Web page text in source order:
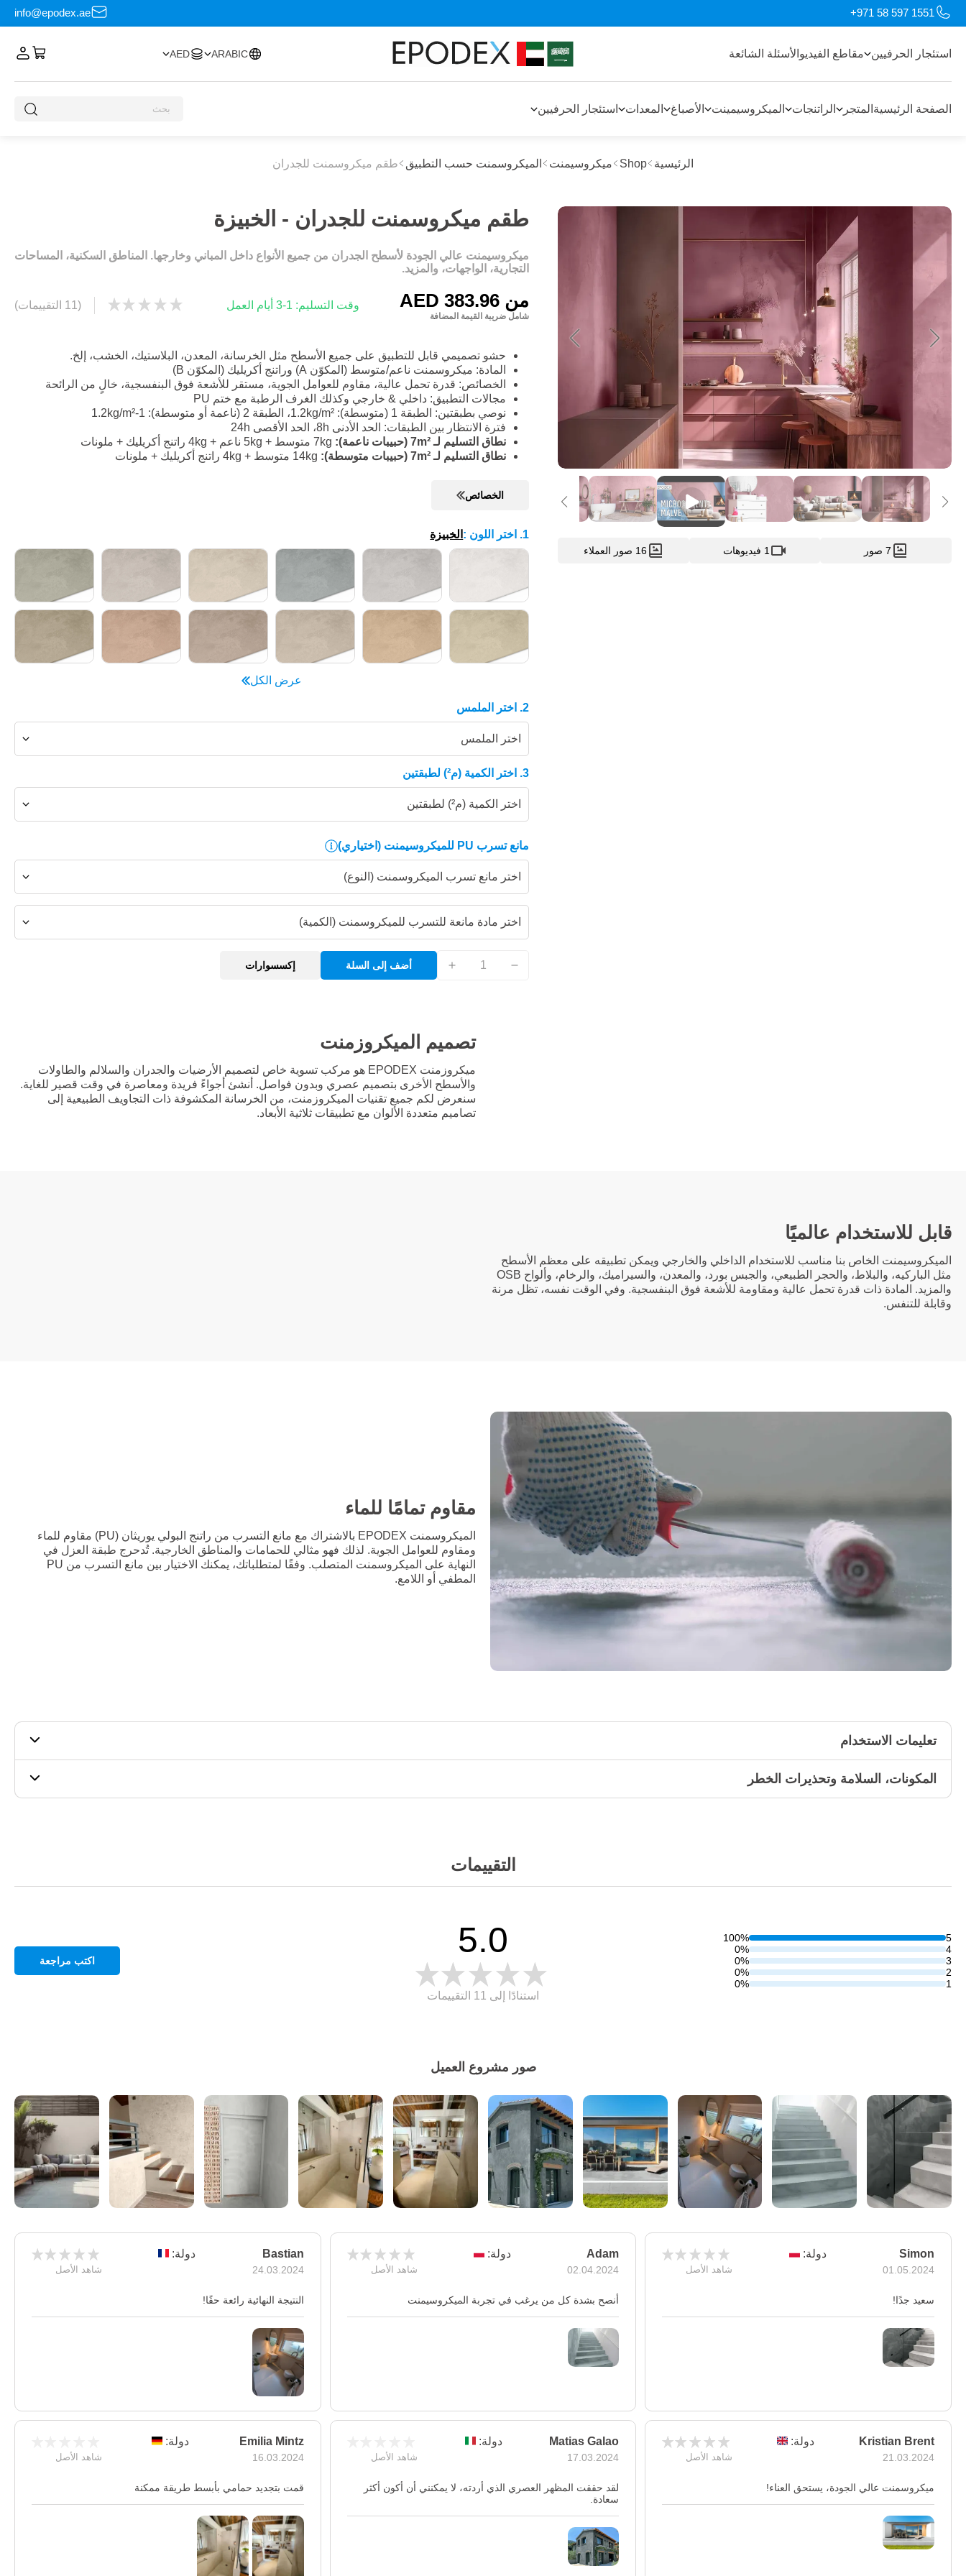
+971 58 597 1551
info@epodex.ae
استئجار الحرفيين مقاطع الفيديو الأسئلة الشائعة ARABIC
AED
الصفحة الرئيسية المتجر الراتنجات الميكروسيمينت الأصباغ المعدات استئجار الحرفيين
الرئيسية Shop ميكروسيمنت الميكروسمنت حسب التطبيق طقم ميكروسمنت للجدران
7 صور 1 فيديوهات 16 صور العملاء
طقم ميكروسمنت للجدران - الخبيزة
ميكروسيمنت عالي الجودة لأسطح الجدران من جميع الأنواع داخل المباني وخارجها. المناطق السكنية، المساحات
التجارية، الواجهات، والمزيد.
من
شامل ضريبة القيمة المضافة
وقت التسليم: 1-3 أيام العمل (11 التقييمات)
حشو تصميمي قابل للتطبيق على جميع الأسطح مثل الخرسانة، المعدن، البلاستيك، الخشب، إلخ.
المادة: ميكروسمنت ناعم/متوسط (المكوّن A) وراتنج أكريليك (المكوّن B)
الخصائص: قدرة تحمل عالية، مقاوم للعوامل الجوية، مستقر للأشعة فوق البنفسجية، خالٍ من الرائحة
مجالات التطبيق: داخلي & خارجي وكذلك الغرف الرطبة مع ختم PU
نوصي بطبقتين: الطبقة 1 (متوسطة): 1.2kg/m²، الطبقة 2 (ناعمة أو متوسطة): 1-1.2kg/m²
فترة الانتظار بين الطبقات: الحد الأدنى 8h، الحد الأقصى 24h
نطاق التسليم لـ 7m² (حبيبات ناعمة):
نطاق التسليم لـ 7m² (حبيبات متوسطة):
الخصائص
1. اختر اللون : الخبيزة
عرض الكل
2. اختر الملمس
اختر الملمس
3. اختر الكمية (م²) لطبقتين
اختر الكمية (م²) لطبقتين
مانع تسرب PU للميكروسيمنت (اختياري)
اختر مانع تسرب الميكروسمنت (النوع)
اختر مادة مانعة للتسرب للميكروسمنت (الكمية)
أضف إلى السلة إكسسوارات
تصميم الميكروزمنت
ميكروزمنت EPODEX هو مركب تسوية خاص لتصميم الأرضيات والجدران والسلالم والطاولات
والأسطح الأخرى بتصميم عصري وبدون فواصل. أنشئ أجواءً فريدة ومعاصرة في وقت قصير للغاية.
سنعرض لكم جميع تقنيات الميكروزمنت، من الخرسانة المكشوفة ذات التجاويف الطبيعية إلى
تصاميم متعددة الألوان مع تطبيقات ثلاثية الأبعاد.
قابل للاستخدام عالميًا
الميكروسيمنت الخاص بنا مناسب للاستخدام الداخلي والخارجي ويمكن تطبيقه على معظم الأسطح
مثل الباركيه، والبلاط، والحجر الطبيعي، والجبس بورد، والمعدن، والسيراميك، والرخام، وألواح OSB
والمزيد. المادة ذات قدرة تحمل عالية ومقاومة للأشعة فوق البنفسجية. وفي الوقت نفسه، تظل مرنة
وقابلة للتنفس.
مقاوم تمامًا للماء
الميكروسمنت EPODEX بالاشتراك مع مانع التسرب من راتنج البولي يوريثان (PU) مقاوم للماء
ومقاوم للعوامل الجوية. لذلك فهو مثالي للحمامات والمناطق الخارجية. تُدحرج طبقة العزل في
النهاية على الميكروسمنت المتصلب. وفقًا لمتطلباتك، يمكنك الاختيار بين مانع التسرب من PU
المطفي أو اللامع.
تعليمات الاستخدام
المكونات، السلامة وتحذيرات الخطر
التقييمات
5
100%
4
0%
3
0%
2
0%
1
0%
5.0
استنادًا إلى 11 التقييمات
اكتب مراجعة
صور مشروع العميل
Simon
01.05.2024
دولة:
شاهد الأصل
سعيد جدًا!
Adam
02.04.2024
دولة:
شاهد الأصل
أنصح بشدة كل من يرغب في تجربة الميكروسيمنت
Bastian
24.03.2024
دولة:
شاهد الأصل
النتيجة النهائية رائعة حقًا!
Kristian Brent
21.03.2024
دولة:
شاهد الأصل
ميكروسمنت عالي الجودة، يستحق العناء!
Matias Galao
17.03.2024
دولة:
شاهد الأصل
لقد حققت المظهر العصري الذي أردته، لا يمكنني أن أكون أكثر
سعادة.
Emilia Mintz
16.03.2024
دولة:
شاهد الأصل
قمت بتجديد حمامي بأبسط طريقة ممكنة